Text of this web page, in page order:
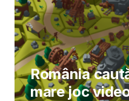
România
mare joc